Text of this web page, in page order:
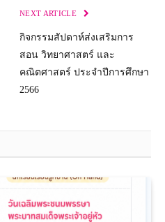
NEXT ARTICLE
กิจกรรมสัปดาห์ส่งเสริมการ
สอน วิทยาศาสตร์ และ
คณิตศาสตร์ ประจำปีการศึกษา
2566